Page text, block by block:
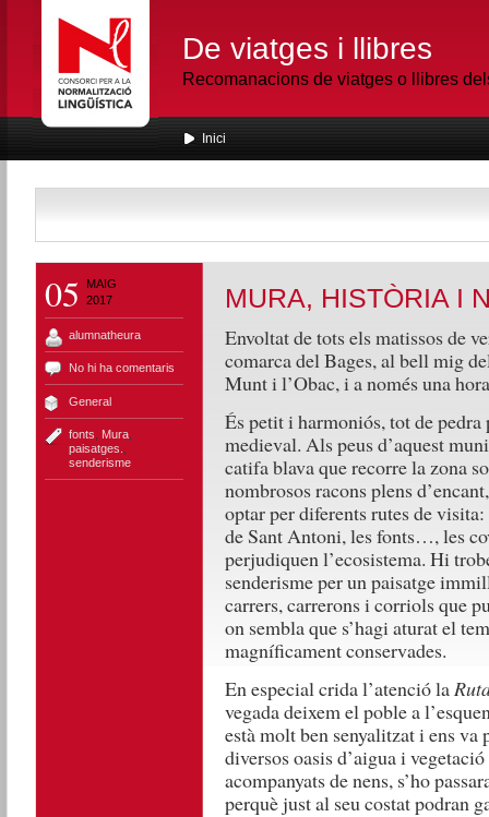
De viatges i llibres
Recomanacions de viatges o llibres
Inici
05
MAIG
2017
alumnatheura
No hi ha comentaris
General
fonts Mura,
paisatges.
senderisme
MURA, HISTÒRIA I
Envoltat de tots els matissos de
comarca del Bages, al bell mig
Munt i l’Obac, i a només una
És petit i harmoniós, tot de pedra
medieval. Als peus d’aquest
catifa blava que recorre la zona
nombrosos racons plens
optar per diferents rutes de
de Sant Antoni, les fonts…, les
perjudiquen l’ecosistema. Hi
senderisme per un paisatge
carrers, carrerons i corriols que
on sembla que s’hagi aturat el
magníficament conservades.
En especial crida l’atenció la
vegada deixem el poble a
està molt ben senyalitzat i ens va
diversos oasis d’aigua i
acompanyats de nens, s’ho
perquè just al seu costat podran